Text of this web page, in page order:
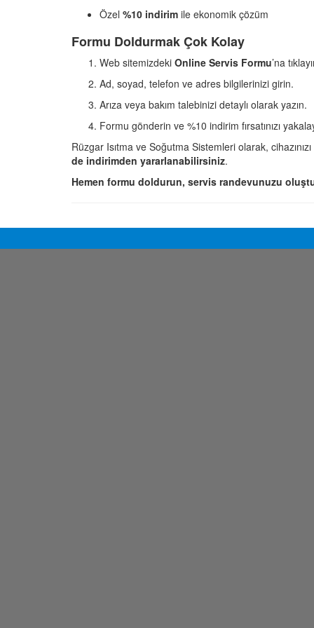
Özel %10 indirim ile ekonomik çözüm
Formu Doldurmak Çok Kolay
Web sitemizdeki Online Servis Formu’na
Ad, soyad, telefon ve adres bilgilerinizi girin.
Arıza veya bakım talebinizi detaylı olarak yazın.
Formu gönderin ve %10 indirim fırsatınızı
Rüzgar Isıtma ve Soğutma Sistemleri olarak,
de indirimden yararlanabilirsiniz.
Hemen formu doldurun, servis randevunuzu